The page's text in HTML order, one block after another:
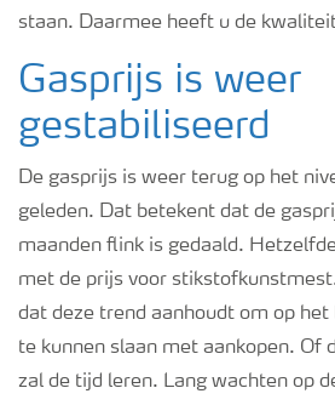
staan. Daarmee heeft u de
Gasprijs is weer
gestabiliseerd
De gasprijs is weer terug op het
geleden. Dat betekent dat de
maanden flink is gedaald.
met de prijs voor
dat deze trend aanhoudt om op
te kunnen slaan met aankopen. Of
zal de tijd leren. Lang wachten op